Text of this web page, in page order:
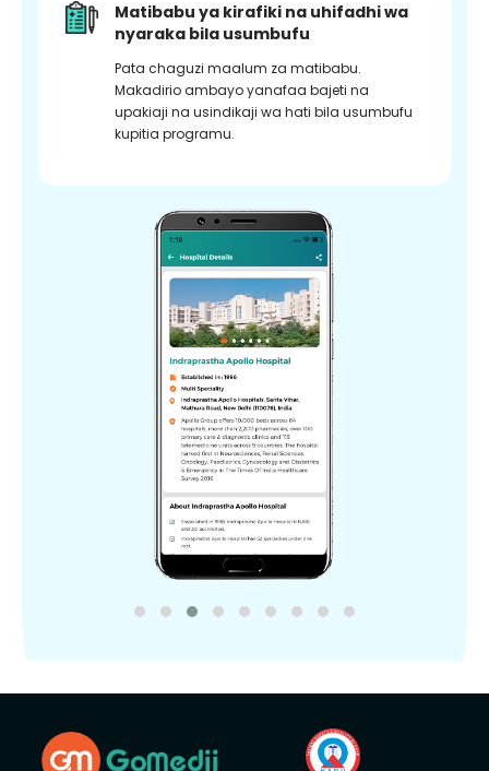
Matibabu ya kirafiki na uhifadhi wa
nyaraka bila usumbufu
Pata chaguzi maalum za matibabu.
Makadirio ambayo yanafaa bajeti na
upakiaji na usindikaji wa hati bila usumbufu
kupitia programu.